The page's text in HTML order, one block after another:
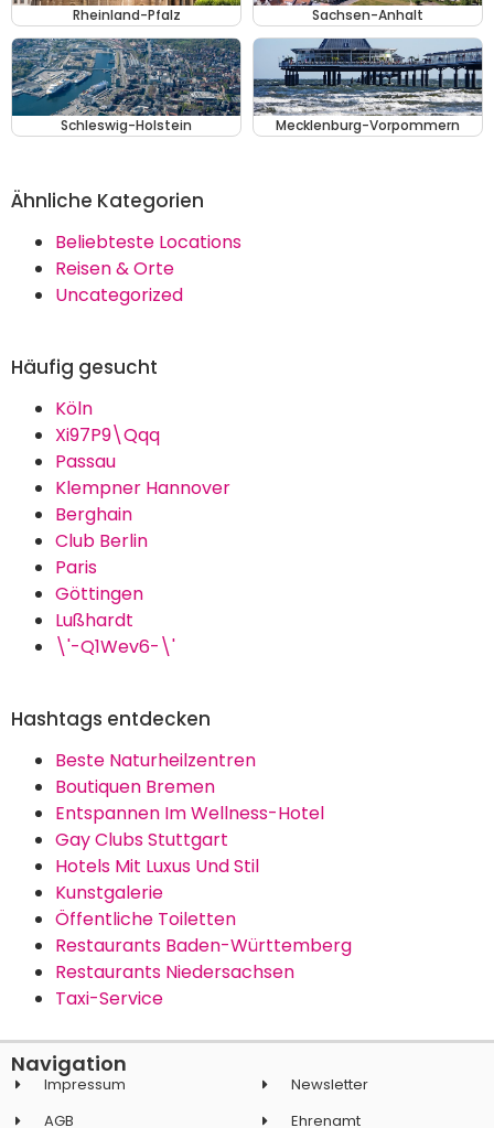
Rheinland-Pfalz Sachsen-Anhalt
Schleswig-Holstein Mecklenburg-Vorpommern
Ähnliche Kategorien
Beliebteste Locations
Reisen & Orte
Uncategorized
Häufig gesucht
Köln
Xi97P9\Qqq
Passau
Klempner Hannover
Berghain
Club Berlin
Paris
Göttingen
Lußhardt
\'-Q1Wev6-\'
Hashtags entdecken
Beste Naturheilzentren
Boutiquen Bremen
Entspannen Im Wellness-Hotel
Gay Clubs Stuttgart
Hotels Mit Luxus Und Stil
Kunstgalerie
Öffentliche Toiletten
Restaurants Baden-Württemberg
Restaurants Niedersachsen
Taxi-Service
Navigation
Impressum
AGB
Newsletter
Ehrenamt